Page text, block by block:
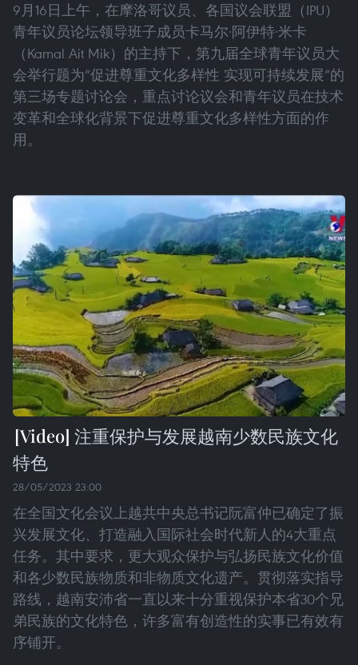
9月16日上午，在摩洛哥议员、各国议会联盟（IPU）
青年议员论坛领导班子成员卡马尔·阿伊特·米卡
（Kamal Ait Mik）的主持下，第九届全球青年议员大
会举行题为“促进尊重文化多样性 实现可持续发展”的
第三场专题讨论会，重点讨论议会和青年议员在技术
变革和全球化背景下促进尊重文化多样性方面的作
用。
注重保护与发展越南少数民族文化
特色
28/05/2023 23:00
在全国文化会议上越共中央总书记阮富仲已确定了振
兴发展文化、打造融入国际社会时代新人的4大重点
任务。其中要求，更大观众保护与弘扬民族文化价值
和各少数民族物质和非物质文化遗产。贯彻落实指导
路线，越南安沛省一直以来十分重视保护本省30个兄
弟民族的文化特色，许多富有创造性的实事已有效有
序铺开。